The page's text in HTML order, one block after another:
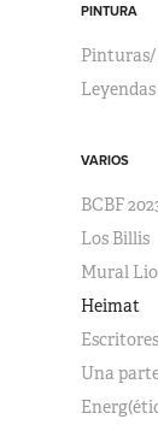
PINTURA
Pinturas/
VARIOS
BCBF
Los Billis
Mural
Heimat
Una